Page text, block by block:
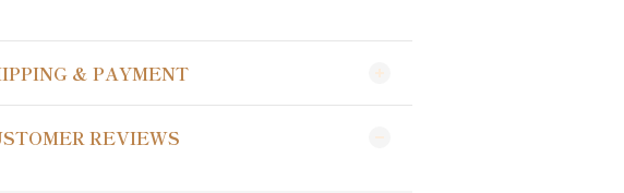
& PAYMENT
REVIEWS